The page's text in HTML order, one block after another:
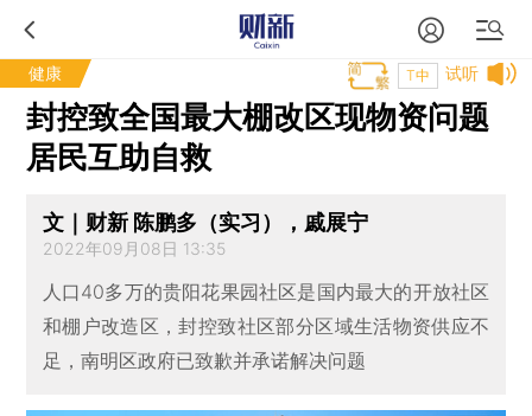
健康 试听
T中
封控致全国最大棚改区现物资问题
居民互助自救
文｜财新 陈鹏多（实习），戚展宁
2022年09月08日 13:35
人口40多万的贵阳花果园社区是国内最大的开放社区
和棚户改造区，封控致社区部分区域生活物资供应不
足，南明区政府已致歉并承诺解决问题